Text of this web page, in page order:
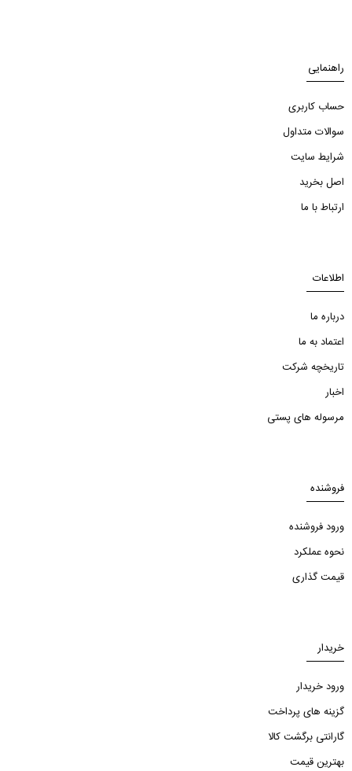
راهنمایی
حساب کاربری
سوالات متداول
شرایط سایت
اصل بخرید
ارتباط با ما
اطلاعات
درباره ما
اعتماد به ما
تاریخچه شرکت
اخبار
مرسوله های پستی
فروشنده
ورود فروشنده
نحوه عملکرد
قیمت گذاری
خریدار
ورود خریدار
گزینه های پرداخت
گارانتی برگشت کالا
بهترین قیمت